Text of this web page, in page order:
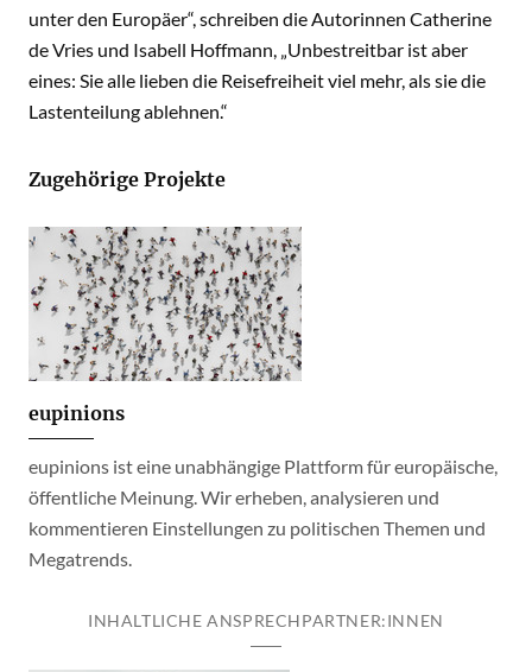
unter den Europäer“, schreiben die Autorinnen Catherine
de Vries und Isabell Hoffmann, „Unbestreitbar ist aber
eines: Sie alle lieben die Reisefreiheit viel mehr, als sie die
Lastenteilung ablehnen.“
Zugehörige Projekte
eupinions
eupinions ist eine unabhängige Plattform für europäische,
öffentliche Meinung. Wir erheben, analysieren und
kommentieren Einstellungen zu politischen Themen und
Megatrends.
INHALTLICHE ANSPRECHPARTNER:INNEN